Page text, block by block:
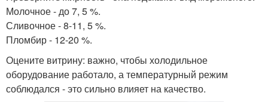
Молочное - до 7, 5 %.
Сливочное - 8-11, 5 %.
Пломбир - 12-20 %.
Оцените витрину: важно, чтобы холодильное
оборудование работало, а температурный режим
соблюдался - это сильно влияет на качество.